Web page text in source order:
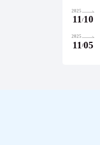
2025
11/10
2025
11 /05